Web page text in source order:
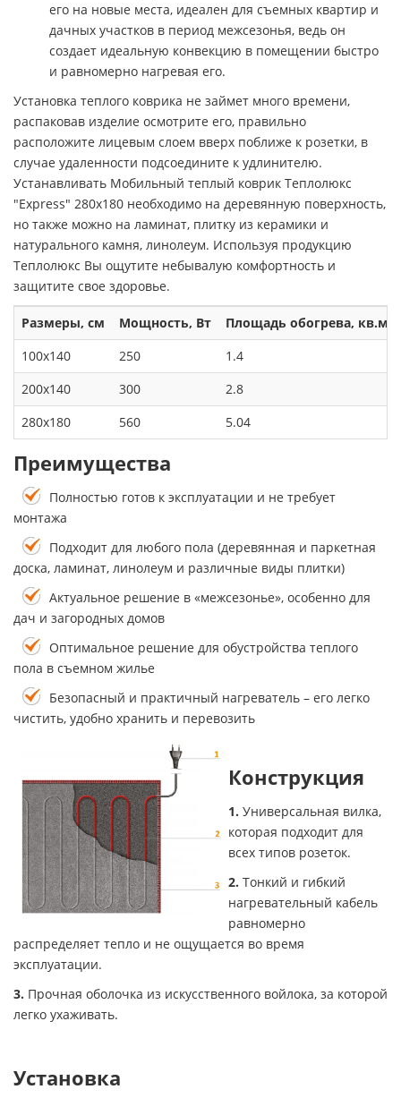
его на новые места, идеален для съемных квартир и
дачных участков в период межсезонья, ведь он
создает идеальную конвекцию в помещении быстро
и равномерно нагревая его.
Установка теплого коврика не займет много времени,
распаковав изделие осмотрите его, правильно
расположите лицевым слоем вверх поближе к розетки, в
случае удаленности подсоедините к удлинителю.
Устанавливать Мобильный теплый коврик Теплолюкс
"Express" 280х180 необходимо на деревянную поверхность,
но также можно на ламинат, плитку из керамики и
натурального камня, линолеум. Используя продукцию
Теплолюкс Вы ощутите небывалую комфортность и
защитите свое здоровье.
Размеры, см Мощность, Вт
Площадь обогрева, кв.м.
100x140
250
1.4
200x140
300
2.8
280x180
560 5.04
Преимущества
Полностью готов к эксплуатации и не требует
монтажа
Подходит для любого пола (деревянная и паркетная
доска, ламинат, линолеум и различные виды плитки)
Актуальное решение в «межсезонье», особенно для
дач и загородных домов
Оптимальное решение для обустройства теплого
пола в съемном жилье
Безопасный и практичный нагреватель – его легко
чистить, удобно хранить и перевозить
Конструкция
1. Универсальная вилка,
которая подходит для
всех типов розеток.
2. Тонкий и гибкий
нагревательный кабель
равномерно
распределяет тепло и не ощущается во время
эксплуатации.
3. Прочная оболочка из искусственного войлока, за которой
легко ухаживать.
Установка